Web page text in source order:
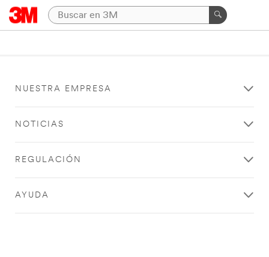
NUESTRA EMPRESA
NOTICIAS
REGULACIÓN
AYUDA